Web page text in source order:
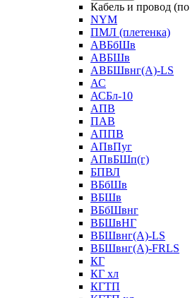
Кабель и провод
NYM
ПМЛ (плетенка)
АВБбШв
АВБШв
АВБШвнг(А)-LS
АС
АСБл-10
АПВ
ПАВ
АППВ
АПвПуг
АПвБШп(г)
БПВЛ
ВБбШв
ВБШв
ВБбШвнг
ВБШвНГ
ВБШвнг(А)-LS
ВБШвнг(А)-FRLS
КГ
КГ хл
КГТП